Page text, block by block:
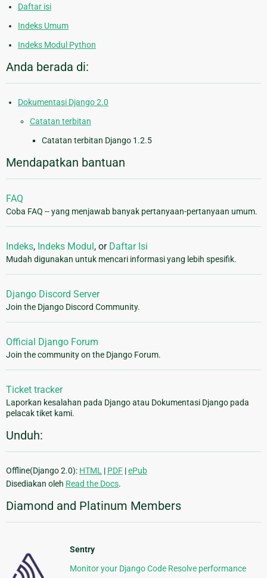
Daftar isi
Indeks Umum
Indeks Modul Python
Anda berada di:
Dokumentasi Django 2.0
Catatan terbitan
Catatan terbitan Django 1.2.5
Mendapatkan bantuan
FAQ
Coba FAQ -- yang menjawab banyak pertanyaan-pertanyaan umum.
Indeks, Indeks Modul , or Daftar Isi
Mudah digunakan untuk mencari informasi yang lebih spesifik.
Django Discord Server
Join the Django Discord Community.
Official Django Forum
Join the community on the Django Forum.
Ticket tracker
Laporkan kesalahan pada Django atau Dokumentasi Django pada
pelacak tiket kami.
Unduh:
Offline(Django 2.0): HTML | PDF |ePub
Disediakan oleh Read the Docs.
Diamond and Platinum Members
Sentry
Monitor your Django Code Resolve performance